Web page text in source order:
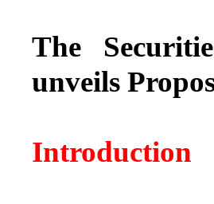
The
unveils
Introduction